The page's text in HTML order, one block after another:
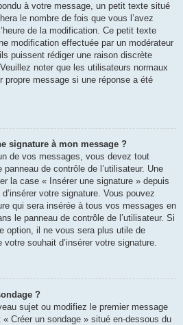
à votre message, un petit texte situé
le nombre de fois que vous l’avez
de la modification. Ce petit texte
modification effectuée par un modérateur
puissent rédiger une raison discrète
noter que les utilisateurs normaux
propre message si une réponse a été
signature à mon message ?
de vos messages, vous devez tout
panneau de contrôle de l’utilisateur. Une
la case « Insérer une signature » depuis
votre signature. Vous pouvez
qui sera insérée à tous vos messages en
le panneau de contrôle de l’utilisateur. Si
option, il ne vous sera plus utile de
souhait d’insérer votre signature.
?
sujet ou modifiez le premier message
« Créer un sondage » situé en-dessous du